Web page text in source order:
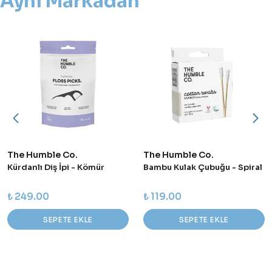
The Humble Co.
Kürdanlı Diş İpi - Kömür
₺ 249.00
SEPETE EKLE
The Humble Co.
Bambu Kulak Çubuğu - Spiral
₺ 119.00
SEPETE EKLE